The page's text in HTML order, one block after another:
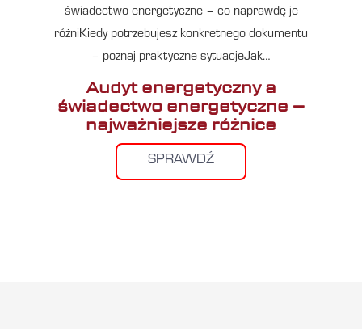
świadectwo energetyczne – co naprawdę je
różniKiedy potrzebujesz konkretnego dokumentu
– poznaj praktyczne sytuacjeJak…
Audyt energetyczny a
świadectwo energetyczne –
najważniejsze różnice
SPRAWDŹ